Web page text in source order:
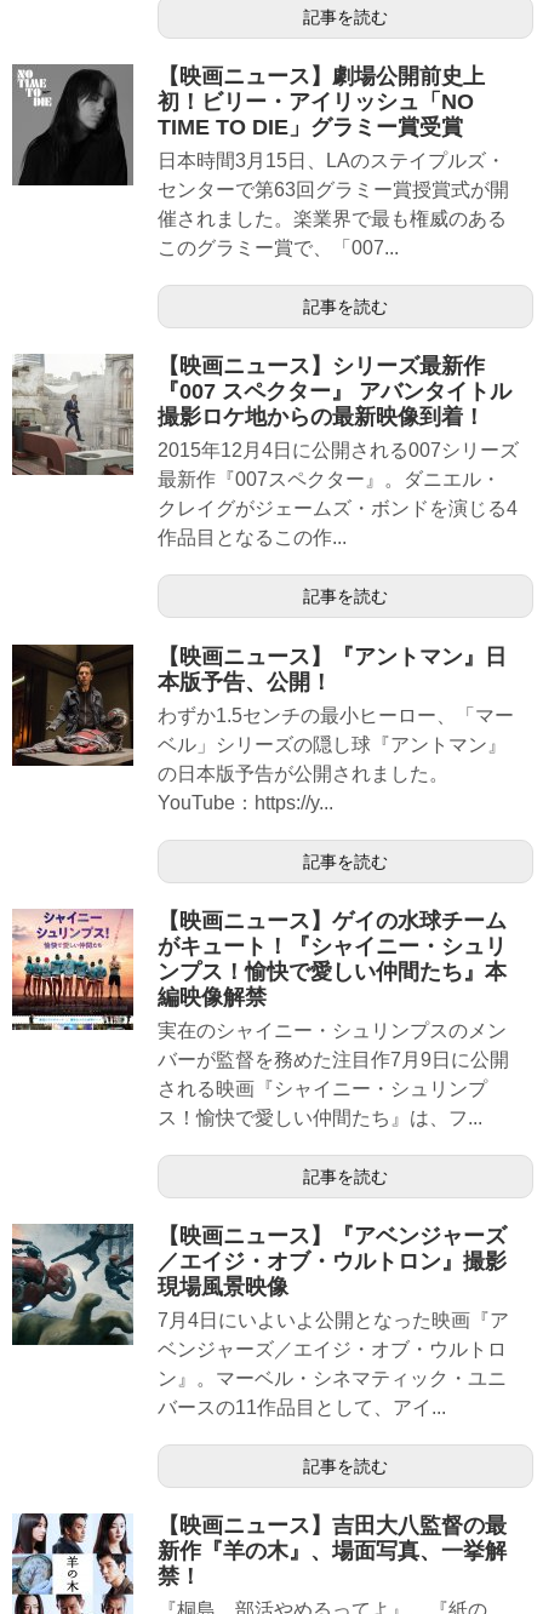
記事を読む
【映画ニュース】劇場公開前史上
初！ビリー・アイリッシュ「NO
TIME TO DIE」グラミー賞受賞
日本時間3月15日、LAのステイプルズ・
センターで第63回グラミー賞授賞式が開
催されました。楽業界で最も権威のある
このグラミー賞で、「007...
記事を読む
【映画ニュース】シリーズ最新作
『007 スペクター』 アバンタイトル
撮影ロケ地からの最新映像到着！
2015年12月4日に公開される007シリーズ
最新作『007スペクター』。ダニエル・
クレイグがジェームズ・ボンドを演じる4
作品目となるこの作...
記事を読む
【映画ニュース】『アントマン』日
本版予告、公開！
わずか1.5センチの最小ヒーロー、「マー
ベル」シリーズの隠し球『アントマン』
の日本版予告が公開されました。
YouTube：https://y...
記事を読む
【映画ニュース】ゲイの水球チーム
がキュート！『シャイニー・シュリ
ンプス！愉快で愛しい仲間たち』本
編映像解禁
実在のシャイニー・シュリンプスのメン
バーが監督を務めた注目作7月9日に公開
される映画『シャイニー・シュリンプ
ス！愉快で愛しい仲間たち』は、フ...
記事を読む
【映画ニュース】『アベンジャーズ
／エイジ・オブ・ウルトロン』撮影
現場風景映像
7月4日にいよいよ公開となった映画『ア
ベンジャーズ／エイジ・オブ・ウルトロ
ン』。マーベル・シネマティック・ユニ
バースの11作品目として、アイ...
記事を読む
【映画ニュース】吉田大八監督の最
新作『羊の木』、場面写真、一挙解
禁！